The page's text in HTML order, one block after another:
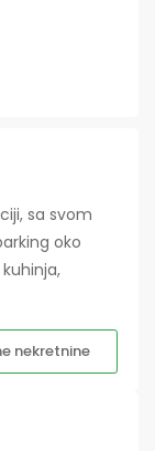
sa svom
oko
nekretnine